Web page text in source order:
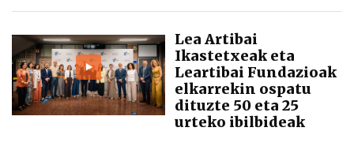
Lea Artibai
Ikastetxeak eta
Leartibai Fundazioak
elkarrekin ospatu
dituzte 50 eta 25
urteko ibilbideak